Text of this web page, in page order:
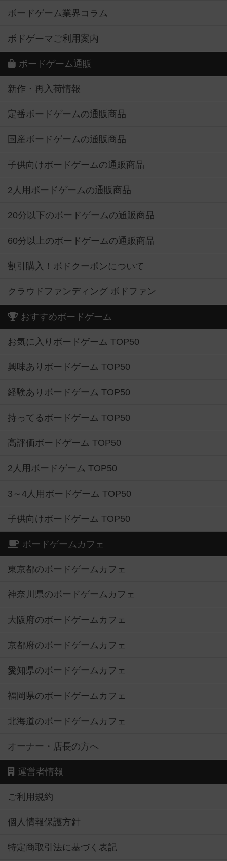
ボードゲーム業界コラム
ボドゲーマご利用案内
ボードゲーム通販
新作・再入荷情報
定番ボードゲームの通販商品
国産ボードゲームの通販商品
子供向けボードゲームの通販商品
2人用ボードゲームの通販商品
20分以下のボードゲームの通販商品
60分以上のボードゲームの通販商品
割引購入！ボドクーポンについて
クラウドファンディング ボドファン
おすすめボードゲーム
お気に入りボードゲーム TOP50
興味ありボードゲーム TOP50
経験ありボードゲーム TOP50
持ってるボードゲーム TOP50
高評価ボードゲーム TOP50
2人用ボードゲーム TOP50
3～4人用ボードゲーム TOP50
子供向けボードゲーム TOP50
ボードゲームカフェ
東京都のボードゲームカフェ
神奈川県のボードゲームカフェ
大阪府のボードゲームカフェ
京都府のボードゲームカフェ
愛知県のボードゲームカフェ
福岡県のボードゲームカフェ
北海道のボードゲームカフェ
オーナー・店長の方へ
運営者情報
ご利用規約
個人情報保護方針
特定商取引法に基づく表記